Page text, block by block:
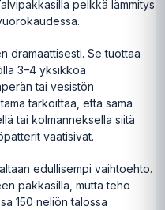
pelkkä lämmitys
dramaattisesti. Se tuottaa
3–4 yksikköä
tai vesistön
tarkoittaa, että sama
tai kolmanneksella siitä
vaatisivat.
edullisempi vaihtoehto.
pakkasilla, mutta teho
150 neliön talossa